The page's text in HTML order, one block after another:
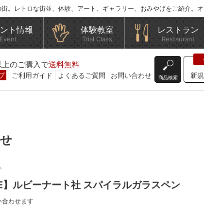
。レトロな街並、体験、アート、ギャラリー、おみやげをご紹介。オ
ト情報
Event
体験教室
Trial Class
レストラン
Restaurant
のご購入で送料無料
ご利用ガイド よくあるご質問 お問い合わせ 商品検索 新
】ルビーナート社 スパイラルガラスペン
合わせます